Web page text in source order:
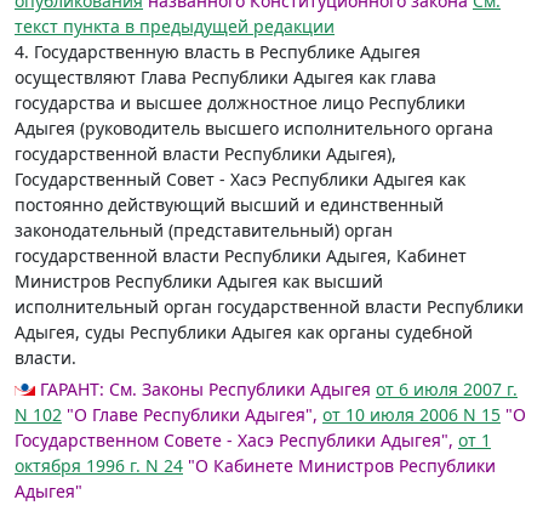
текст пункта в предыдущей редакции
4. Государственную власть в Республике Адыгея
осуществляют Глава Республики Адыгея как глава
государства и высшее должностное лицо Республики
Адыгея (руководитель высшего исполнительного органа
государственной власти Республики Адыгея),
Государственный Совет - Хасэ Республики Адыгея как
постоянно действующий высший и единственный
законодательный (представительный) орган
государственной власти Республики Адыгея, Кабинет
Министров Республики Адыгея как высший
исполнительный орган государственной власти Республики
Адыгея, суды Республики Адыгея как органы судебной
власти.
ГАРАНТ: См. Законы Республики Адыгея от 6 июля 2007 г.
N 102 "О Главе Республики Адыгея", от 10 июля 2006 N 15 "О
Государственном Совете - Хасэ Республики Адыгея", от 1
октября 1996 г. N 24 "О Кабинете Министров Республики
Адыгея"